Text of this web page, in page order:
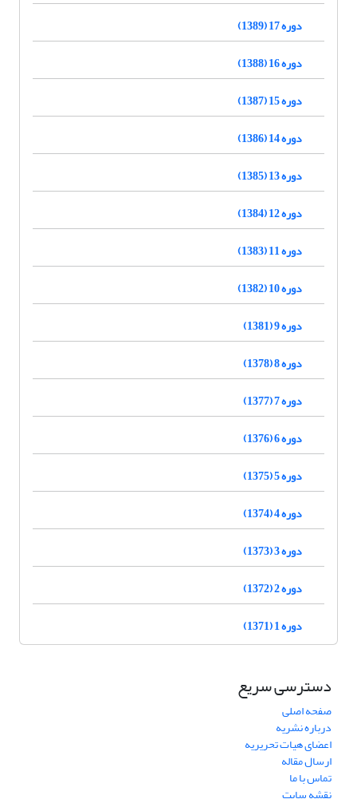
دوره 17 (1389)
دوره 16 (1388)
دوره 15 (1387)
دوره 14 (1386)
دوره 13 (1385)
دوره 12 (1384)
دوره 11 (1383)
دوره 10 (1382)
دوره 9 (1381)
دوره 8 (1378)
دوره 7 (1377)
دوره 6 (1376)
دوره 5 (1375)
دوره 4 (1374)
دوره 3 (1373)
دوره 2 (1372)
دوره 1 (1371)
دسترسی سریع
صفحه اصلی
درباره نشریه
اعضای هیات تحریریه
ارسال مقاله
تماس با ما
نقشه سایت